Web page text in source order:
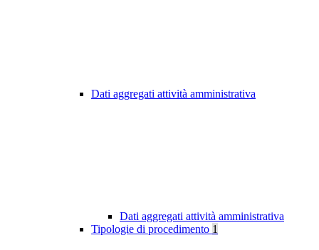
Dati aggregati attività amministrativa
Dati aggregati attività amministrativa
Tipologie di procedimento 1